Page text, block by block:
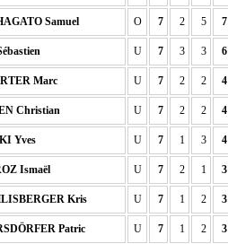
Samuel O 7 2 5 7
U 7 3 3 6
Marc U 7 2 2 4
Christian U 7 2 2 4
Yves U 7 1 3 4
Ismaël U 7 2 1 3
Kris U 7 1 2 3
Patric U 7 1 2 3